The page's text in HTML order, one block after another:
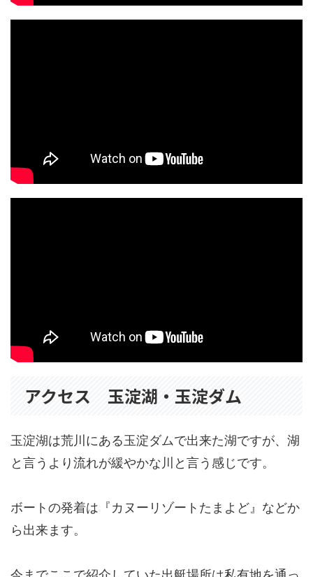
アクセス 玉淀湖・玉淀ダム
玉淀湖は荒川にある玉淀ダムで出来た湖ですが、湖
と言うより流れが緩やかな川と言う感じです。
ボートの発着は『カヌーリゾートたまよど』などか
ら出来ます。